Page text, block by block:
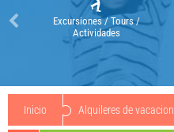
Excursiones / Tours /
Actividades
Inicio Alquileres de